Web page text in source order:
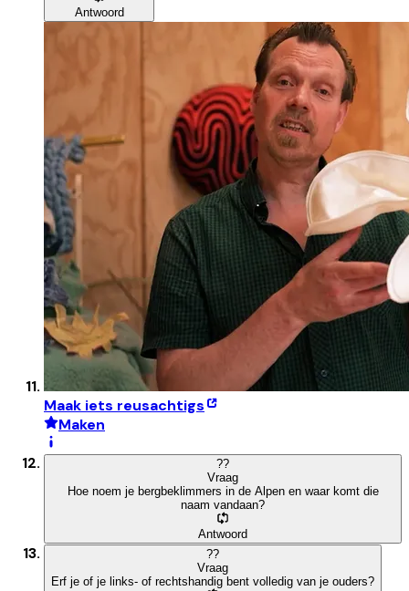
Antwoord
Maak iets reusachtigs
Maken
??
Vraag
Hoe noem je bergbeklimmers in de Alpen en waar komt die
naam vandaan?
Antwoord
??
Vraag
Erf je of je links- of rechtshandig bent volledig van je ouders?